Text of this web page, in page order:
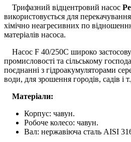
Трифазний відцентровий насос
використовується для
хімічно неагресивних по
матеріалів насоса.
Насос F 40/250C широко
промисловості та сільському
поєднанні з гідроакумуляторами
води, для зрошення городів, садів і
Матеріали:
Корпус: чавун.
Робоче колесо: чавун.
Вал: нержавіюча сталь AISI